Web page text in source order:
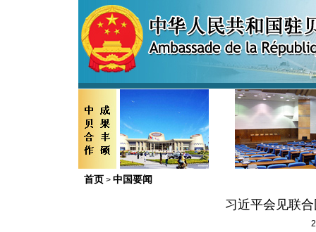
首页 > 中国要闻
习近平会见联